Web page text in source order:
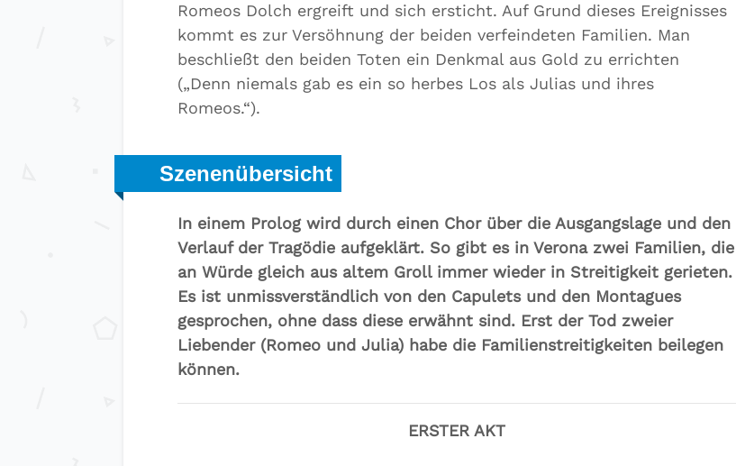
Romeos Dolch ergreift und sich ersticht. Auf Grund dieses Ereignisses
kommt es zur Versöhnung der beiden verfeindeten Familien. Man
beschließt den beiden Toten ein Denkmal aus Gold zu errichten
(„Denn niemals gab es ein so herbes Los als Julias und ihres
Romeos.“).
Szenenübersicht
In einem Prolog wird durch einen Chor über die Ausgangslage und den
Verlauf der Tragödie aufgeklärt. So gibt es in Verona zwei Familien, die
an Würde gleich aus altem Groll immer wieder in Streitigkeit gerieten.
Es ist unmissverständlich von den Capulets und den Montagues
gesprochen, ohne dass diese erwähnt sind. Erst der Tod zweier
Liebender (Romeo und Julia) habe die Familienstreitigkeiten beilegen
können.
ERSTER AKT